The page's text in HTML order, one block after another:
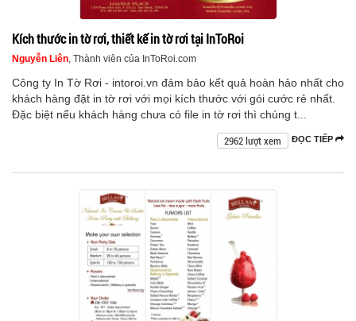
Kích thước in tờ rơi, thiết kế in tờ rơi tại InToRoi
Nguyễn Liên , Thành viên của InToRoi.com
Công ty In Tờ Rơi - intoroi.vn đảm bảo kết quả hoàn hảo nhất cho
khách hàng đặt in tờ rơi với mọi kích thước với gói cước rẻ nhất.
Đặc biệt nếu khách hàng chưa có file in tờ rơi thì chúng t...
ĐỌC TIẾP
2962 lượt xem